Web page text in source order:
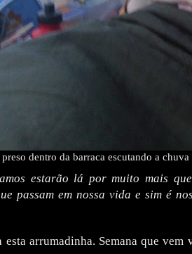
dentro da barraca escutando a
estarão lá por muito mais
passam em nossa vida e sim é
arrumadinha. Semana que vem